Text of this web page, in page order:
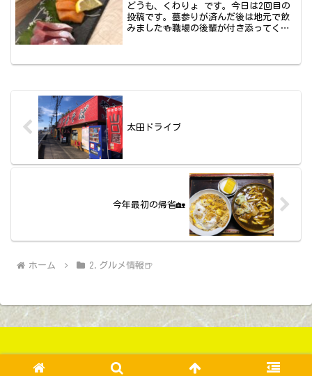
どうも、くわりょ です。今日は2回目の
投稿です。墓参りが済んだ後は地元で飲
みました🍻職場の後輩が付き添ってくれ
太田ドライブ
今年最初の帰省🏡
ホーム 2.グルメ情報🍺
Copyright © 2020-2026くわりょ All Rights Reserved.